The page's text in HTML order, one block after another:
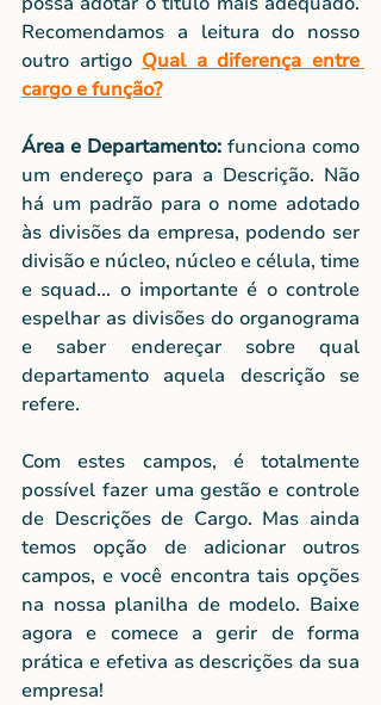
Recomendamos a leitura do nosso
outro artigo Qual a diferença entre
cargo e função?
Área e Departamento: funciona como
um endereço para a Descrição. Não
há um padrão para o nome adotado
às divisões da empresa, podendo ser
divisão e núcleo, núcleo e célula, time
e squad... o importante é o controle
espelhar as divisões do organograma
e saber endereçar sobre qual
departamento aquela descrição se
refere.
Com estes campos, é totalmente
possível fazer uma gestão e controle
de Descrições de Cargo. Mas ainda
temos opção de adicionar outros
campos, e você encontra tais opções
na nossa planilha de modelo. Baixe
agora e comece a gerir de forma
prática e efetiva as descrições da sua
empresa!